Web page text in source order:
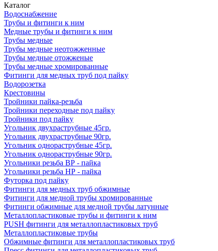
Каталог
Водоснабжение
Трубы и фитинги к ним
Медные трубы и фитинги к ним
Трубы медные
Трубы медные неотожженные
Трубы медные отожженые
Трубы медные хромированные
Фитинги для медных труб под пайку
Водорозетка
Крестовины
Тройники пайка-резьба
Тройники переходные под пайку
Тройники под пайку
Угольник двухраструбные 45гр.
Угольник двухраструбные 90гр.
Угольник однораструбные 45гр.
Угольник однораструбные 90гр.
Угольники резьба ВР - пайка
Угольники резьба НР - пайка
Футорка под пайку
Фитинги для медных труб обжимные
Фитинги для медной трубы хромированные
Фитинги обжимные для медной трубы латунные
Металлопластиковые трубы и фитинги к ним
PUSH фитинги для металлопластиковых труб
Металлопластиковые трубы
Обжимные фитинги для металлопластиковых труб